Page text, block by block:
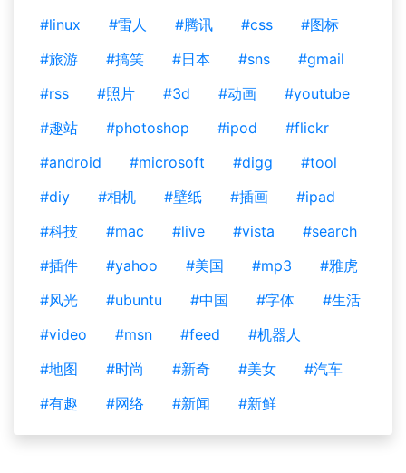
#linux
#雷人 #腾讯 #css
#图标
#旅游
#搞笑 #日本 #sns
#gmail
#rss
#照片 #3d #动画
#youtube
#趣站
#photoshop #ipod
#flickr
#android
#microsoft #digg
#tool
#diy
#相机 #壁纸 #插画
#ipad
#科技
#mac #live #vista
#search
#插件
#yahoo #美国 #mp3
#雅虎
#风光
#ubuntu #中国 #字体
#生活
#video
#msn #feed
#机器人
#地图
#时尚 #新奇 #美女
#汽车
#有趣
#网络 #新闻 #新鲜